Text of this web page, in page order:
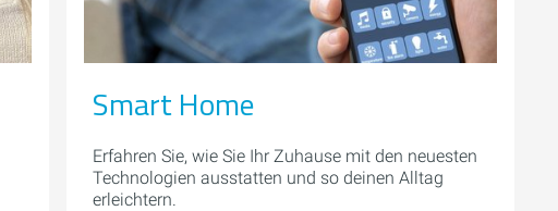
Smart Home
Erfahren Sie, wie Sie Ihr Zuhause mit den neuesten
Technologien ausstatten und so deinen Alltag
erleichtern.